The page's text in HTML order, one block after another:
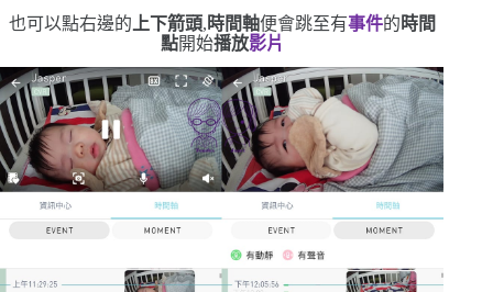
也可以點右邊的 上下箭頭, 時間軸便會跳至有事件的 時間
點開始播放影片